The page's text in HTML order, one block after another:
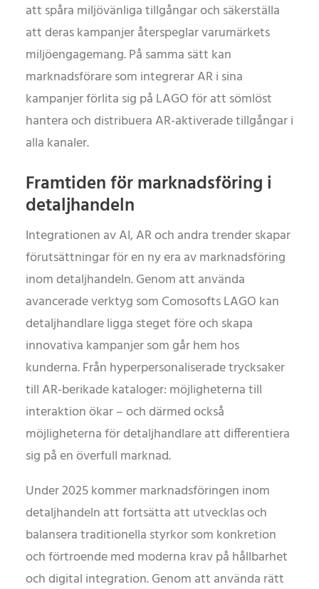
att spåra miljövänliga tillgångar och säkerställa
att deras kampanjer återspeglar varumärkets
miljöengagemang. På samma sätt kan
marknadsförare som integrerar AR i sina
kampanjer förlita sig på LAGO för att sömlöst
hantera och distribuera AR-aktiverade tillgångar i
alla kanaler.
Framtiden för marknadsföring i
detaljhandeln
Integrationen av AI, AR och andra trender skapar
förutsättningar för en ny era av marknadsföring
inom detaljhandeln. Genom att använda
avancerade verktyg som Comosofts LAGO kan
detaljhandlare ligga steget före och skapa
innovativa kampanjer som går hem hos
kunderna. Från hyperpersonaliserade trycksaker
till AR-berikade kataloger: möjligheterna till
interaktion ökar – och därmed också
möjligheterna för detaljhandlare att differentiera
sig på en överfull marknad.
Under 2025 kommer marknadsföringen inom
detaljhandeln att fortsätta att utvecklas och
balansera traditionella styrkor som konkretion
och förtroende med moderna krav på hållbarhet
och digital integration. Genom att använda rätt